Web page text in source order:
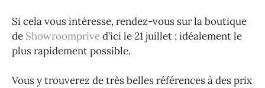
Si cela vous intéresse, rendez-vous sur la boutique
de Showroomprived’ici le 21 juillet ; idéalement le
plus rapidement possible.
Vous y trouverez de très belles références à des prix